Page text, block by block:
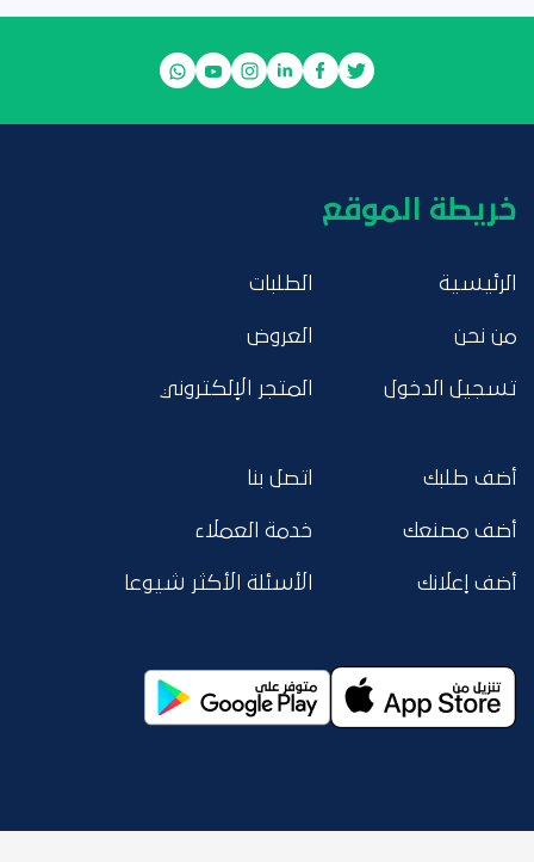
خريطة الموقع
الرئيسية
من نحن
تسجيل الدخول
الطلبات
العروض
المتجر الإلكتروني
أضف طلبك
أضف مصنعك
أضف إعلانك
اتصل بنا
خدمة العملاء
الأسئلة الأكثر شيوعا